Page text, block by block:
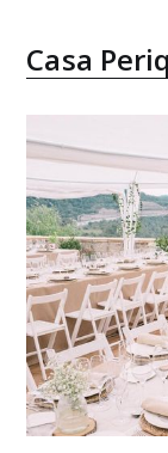
Casa